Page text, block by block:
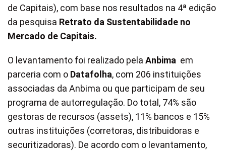
de Capitais), com base nos resultados na 4ª edição
da pesquisa Retrato da Sustentabilidade no
Mercado de Capitais.
O levantamento foi realizado pela Anbima em
parceria com o Datafolha, com 206 instituições
associadas da Anbima ou que participam de seu
programa de autorregulação. Do total, 74% são
gestoras de recursos (assets), 11% bancos e 15%
outras instituições (corretoras, distribuidoras e
securitizadoras). De acordo com o levantamento,